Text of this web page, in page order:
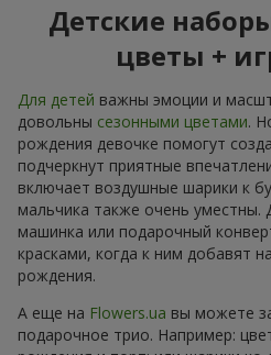
Детские
цветы +
Для детей важны эмоции и
довольны сезонными цветами.
рождения девочке помогут
подчеркнут приятные
включает воздушные шарики к
мальчика также очень уместны.
машинка или подарочный
красками, когда к ним добавят
рождения.
А еще на Flowers.ua вы можете
подарочное трио. Например: